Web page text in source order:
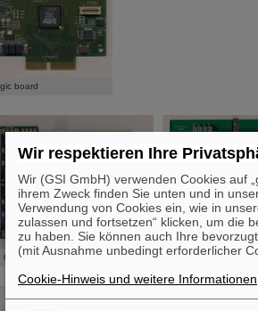
board
Connectors with Level Adapters Motherboard with
Wir respektieren Ihre
Wir (GSI GmbH) verwenden Cookies auf
ihrem Zweck finden Sie unten und in
Verwendung von Cookies ein, wie in
zulassen und fortsetzen“ klicken, um die
zu haben. Sie können auch Ihre
(mit Ausnahme unbedingt erforderlicher
Cookie-Hinweis und weitere Informationen